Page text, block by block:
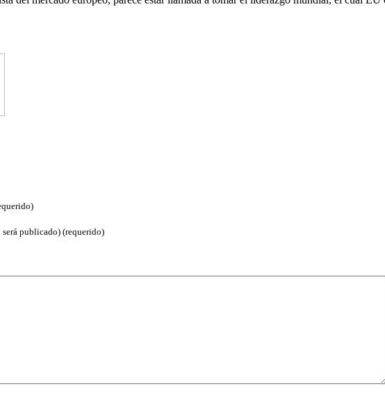
publicado) (requerido)